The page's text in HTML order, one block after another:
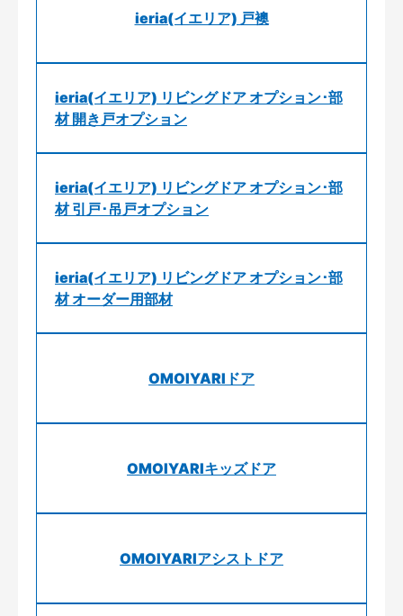
ieria(イエリア) 戸襖
ieria(イエリア) リビングドア オプション･部
材 開き戸オプション
ieria(イエリア) リビングドア オプション･部
材 引戸･吊戸オプション
ieria(イエリア) リビングドア オプション･部
材 オーダー用部材
OMOIYARIドア
OMOIYARIキッズドア
OMOIYARIアシストドア